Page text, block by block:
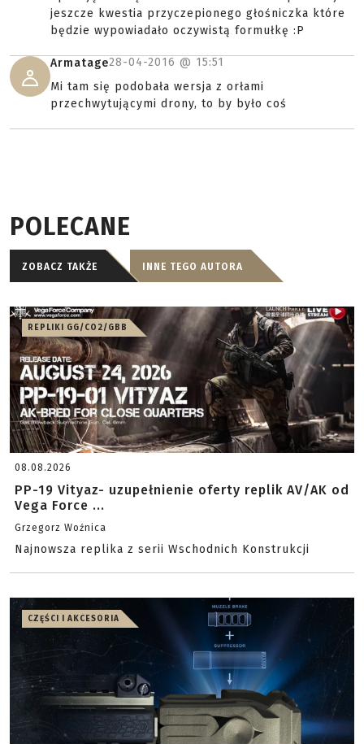
jeszcze kwestia przyczepionego głośniczka które
będzie wypowiadało oczywistą formułkę :P
Armatage28-04-2016 @ 15:51
Mi tam się podobała wersja z orłami
przechwytującymi drony, to by było coś
POLECANE
ZOBACZ TAKŻE INNE TEGO AUTORA
REPLIKI GG/CO2/GBB
08.08.2026
PP-19 Vityaz- uzupełnienie oferty replik AV/AK od
Vega Force ...
Grzegorz Woźnica
Najnowsza replika z serii Wschodnich Konstrukcji
CZĘŚCI I AKCESORIA